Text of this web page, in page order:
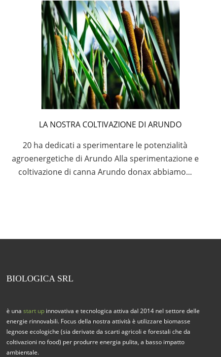
LA NOSTRA COLTIVAZIONE DI ARUNDO
20 ha dedicati a sperimentare le potenzialità
agroenergetiche di Arundo Alla sperimentazione e
coltivazione di canna Arundo donax abbiamo...
BIOLOGICA SRL
è unastart up innovativa e tecnologica attiva dal 2014 nel settore delle
energie rinnovabili. Focus della nostra attività è utilizzare biomasse
legnose ecologiche (sia derivate da scarti agricoli e forestali che da
coltivazioni no food) per produrre energia pulita, a basso impatto
ambientale.